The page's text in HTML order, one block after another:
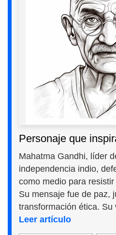
Personaje que
Mahatma Gandhi, líder
independencia indio,
como medio para
Su mensaje fue de paz,
transformación ética. Su
Leer artículo